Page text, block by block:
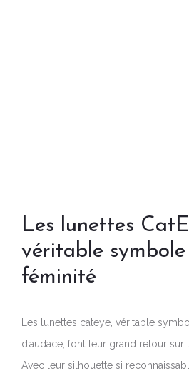
Les lunettes
véritable
féminité
Les lunettes cateye, véritable
d’audace, font leur grand retour sur
Avec leur silhouette si